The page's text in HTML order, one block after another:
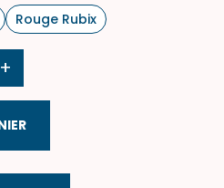
Rouge Rubix
- Ensemble d’ustensiles de
+